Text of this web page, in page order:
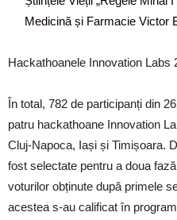
Medicină și Farmacie Victor
Hackathoanele Innovation Labs
În total, 782 de participanți din
patru hackathoane Innovation
Cluj-Napoca, Iași și Timișoara.
fost selectate pentru a doua
voturilor obținute după primele
acestea s-au calificat în